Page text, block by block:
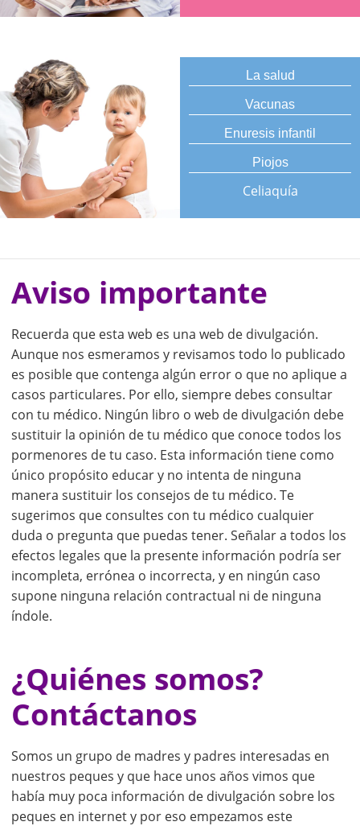
La salud
Vacunas
Enuresis infantil
Piojos
Celiaquía
Aviso importante
Recuerda que esta web es una web de divulgación.
Aunque nos esmeramos y revisamos todo lo publicado
es posible que contenga algún error o que no aplique a
casos particulares. Por ello, siempre debes consultar
con tu médico. Ningún libro o web de divulgación debe
sustituir la opinión de tu médico que conoce todos los
pormenores de tu caso. Esta información tiene como
único propósito educar y no intenta de ninguna
manera sustituir los consejos de tu médico. Te
sugerimos que consultes con tu médico cualquier
duda o pregunta que puedas tener. Señalar a todos los
efectos legales que la presente información podría ser
incompleta, errónea o incorrecta, y en ningún caso
supone ninguna relación contractual ni de ninguna
índole.
¿Quiénes somos?
Contáctanos
Somos un grupo de madres y padres interesadas en
nuestros peques y que hace unos años vimos que
había muy poca información de divulgación sobre los
peques en internet y por eso empezamos este